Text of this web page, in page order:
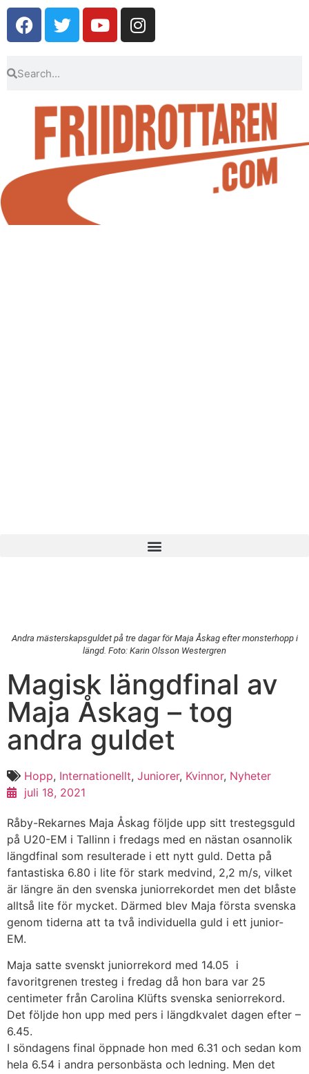
Andra mästerskapsguldet på tre dagar för Maja Åskag efter monsterhopp i
längd. Foto: Karin Olsson Westergren
Magisk längdfinal av
Maja Åskag – tog
andra guldet
Hopp, Internationellt, Juniorer, Kvinnor, Nyheter
juli 18, 2021
Råby-Rekarnes Maja Åskag följde upp sitt trestegsguld
på U20-EM i Tallinn i fredags med en nästan osannolik
längdfinal som resulterade i ett nytt guld. Detta på
fantastiska 6.80 i lite för stark medvind, 2,2 m/s, vilket
är längre än den svenska juniorrekordet men det blåste
alltså lite för mycket. Därmed blev Maja första svenska
genom tiderna att ta två individuella guld i ett junior-
EM.
Maja satte svenskt juniorrekord med 14.05 i
favoritgrenen tresteg i fredag då hon bara var 25
centimeter från Carolina Klüfts svenska seniorrekord.
Det följde hon upp med pers i längdkvalet dagen efter –
6.45.
I söndagens final öppnade hon med 6.31 och sedan kom
hela 6.54 i andra personbästa och ledning. Men det